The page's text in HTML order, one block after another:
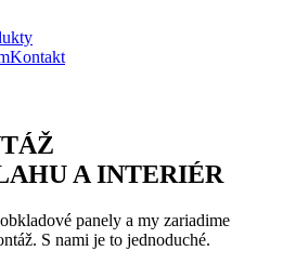
Kontakt
A INTERIÉR
panely a my zariadime
S nami je to jednoduché.